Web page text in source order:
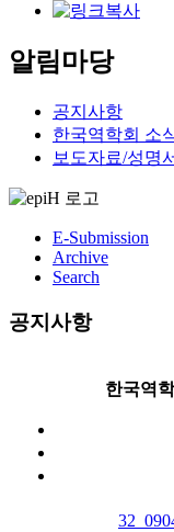
알림마당
공지사항
한국역학회 소
보도자료/성명
E-Submission
Archive
Search
공지사항
한국역